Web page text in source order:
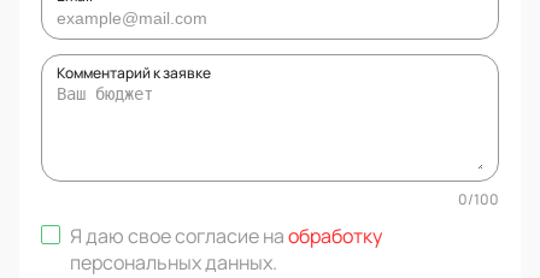
Комментарий к заявке
0/100
Я даю свое согласие наобработку
персональных данных.